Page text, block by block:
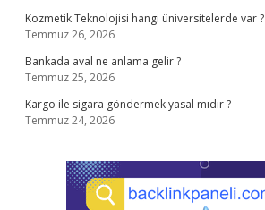
Kozmetik Teknolojisi hangi üniversitelerde var ?
Temmuz 26, 2026
Bankada aval ne anlama gelir ?
Temmuz 25, 2026
Kargo ile sigara göndermek yasal mıdır ?
Temmuz 24, 2026